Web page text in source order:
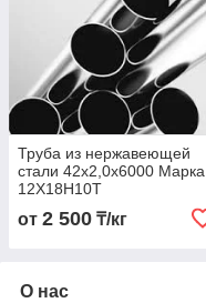
Труба из нержавеющей
стали 42х2,0х6000 Марка
12Х18Н10Т
от 2 500 ₸/кг
О нас